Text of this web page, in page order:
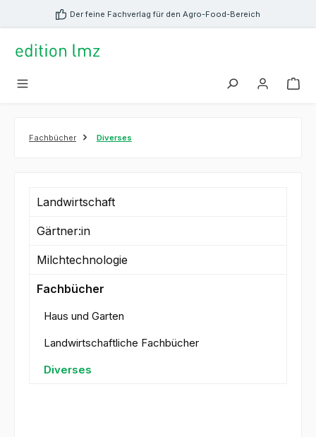
springen Der feine Fachverlag für den Agro-Food-Bereich
Fachbücher Diverses
Landwirtschaft
Gärtner:in
Milchtechnologie
Fachbücher
Haus und Garten
Landwirtschaftliche Fachbücher
Diverses